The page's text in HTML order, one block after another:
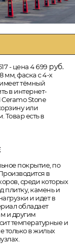
- цена 4 699руб.
мм, фаска с 4-х
тёмный
в интернет-
Ceramo Stone
или
есть в
покрытие, по
в
среди которых
плитку, камень и
и идет в
обладает
и другим
температурные и
только в жилых